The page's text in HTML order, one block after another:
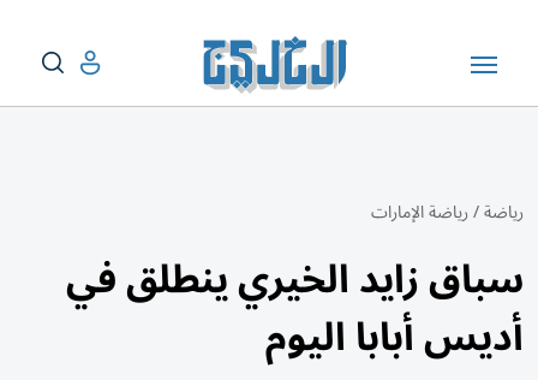
رياضة/رياضة الإمارات
سباق زايد الخيري ينطلق في
أديس أبابا اليوم